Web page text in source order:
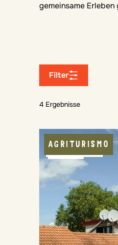
gemeinsame
Filter
4 Ergebnisse
AGRITURISMO
NATURNAH
RUHIG